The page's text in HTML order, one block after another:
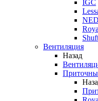
IGC
NED
Вентиляция
Назад